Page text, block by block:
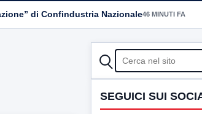
di Confindustria Nazionale46 MINUTI FA
CERCA
SEGUICI SUI